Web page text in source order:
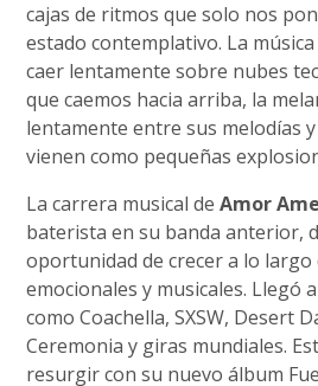
cajas de ritmos que solo nos
estado contemplativo. La
caer lentamente sobre nubes
que caemos hacia arriba, la
lentamente entre sus melodías
vienen como pequeñas
La carrera musical deAmor
baterista en su banda anterior,
oportunidad de crecer a lo largo
emocionales y musicales. Llegó
como Coachella, SXSW, Desert
Ceremonia y giras mundiales.
resurgir con su nuevo álbum